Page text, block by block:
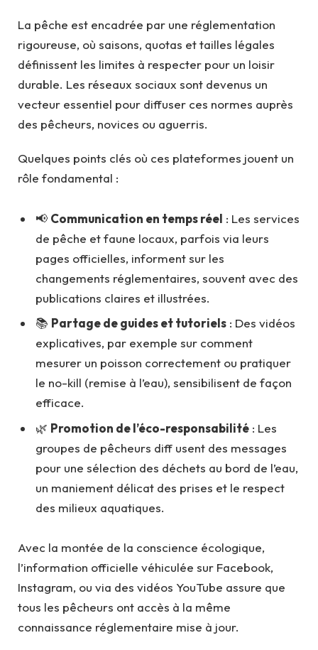
La pêche est encadrée par une réglementation
rigoureuse, où saisons, quotas et tailles légales
définissent les limites à respecter pour un loisir
durable. Les réseaux sociaux sont devenus un
vecteur essentiel pour diffuser ces normes auprès
des pêcheurs, novices ou aguerris.
Quelques points clés où ces plateformes jouent un
rôle fondamental :
📢 Communication en temps réel : Les services
de pêche et faune locaux, parfois via leurs
pages officielles, informent sur les
changements réglementaires, souvent avec des
publications claires et illustrées.
📚 Partage de guides et tutoriels : Des vidéos
explicatives, par exemple sur comment
mesurer un poisson correctement ou pratiquer
le no-kill (remise à l’eau), sensibilisent de façon
efficace.
🌿 Promotion de l’éco-responsabilité : Les
groupes de pêcheurs diff usent des messages
pour une sélection des déchets au bord de l’eau,
un maniement délicat des prises et le respect
des milieux aquatiques.
Avec la montée de la conscience écologique,
l’information officielle véhiculée sur Facebook,
Instagram, ou via des vidéos YouTube assure que
tous les pêcheurs ont accès à la même
connaissance réglementaire mise à jour.